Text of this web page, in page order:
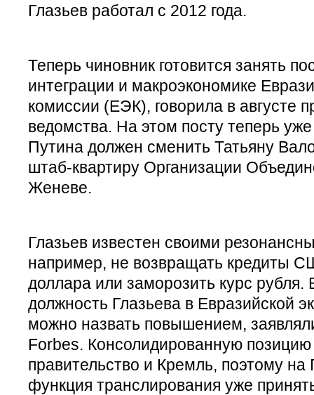
Глазьев работал с 2012 года.
Теперь чиновник готовится занять
интеграции и макроэкономике
комиссии (ЕЭК), говорила в августе
ведомства. На этом посту теперь
Путина должен сменить Татьяну
штаб-квартиру Организации
Женеве.
Глазьев известен своими
например, не возвращать кредиты
доллара или заморозить курс рубля.
должность Глазьева в Евразийской
можно назвать повышением,
Forbes. Консолидированную
правительство и Кремль, поэтому на
функция транслирования уже